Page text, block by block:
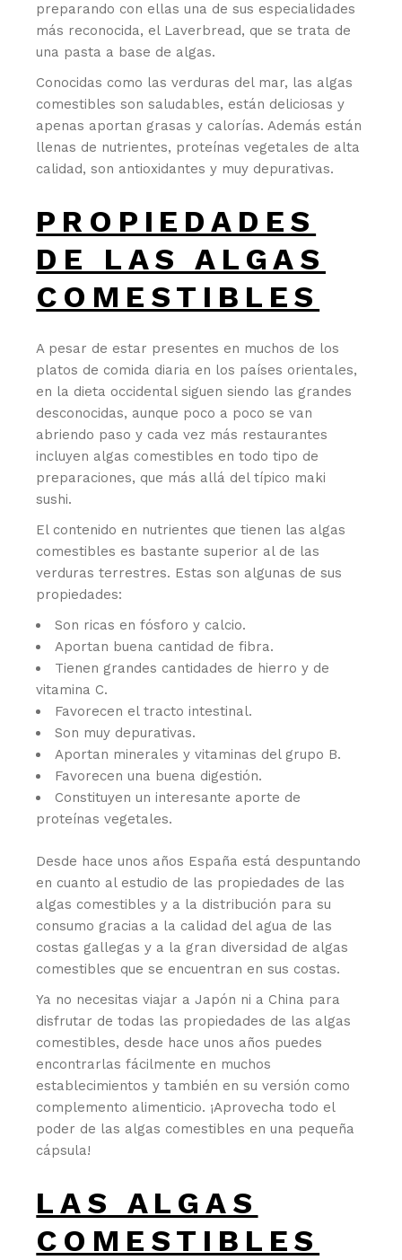
preparando con ellas una de sus especialidades
más reconocida, el Laverbread, que se trata de
una pasta a base de algas.
Conocidas como las verduras del mar, las algas
comestibles son saludables, están deliciosas y
apenas aportan grasas y calorías. Además están
llenas de nutrientes, proteínas vegetales de alta
calidad, son antioxidantes y muy depurativas.
PROPIEDADES
DE LAS ALGAS
COMESTIBLES
A pesar de estar presentes en muchos de los
platos de comida diaria en los países orientales,
en la dieta occidental siguen siendo las grandes
desconocidas, aunque poco a poco se van
abriendo paso y cada vez más restaurantes
incluyen algas comestibles en todo tipo de
preparaciones, que más allá del típico maki
sushi.
El contenido en nutrientes que tienen las algas
comestibles es bastante superior al de las
verduras terrestres. Estas son algunas de sus
propiedades:
Son ricas en fósforo y calcio.
Aportan buena cantidad de fibra.
Tienen grandes cantidades de hierro y de
vitamina C.
Favorecen el tracto intestinal.
Son muy depurativas.
Aportan minerales y vitaminas del grupo B.
Favorecen una buena digestión.
Constituyen un interesante aporte de
proteínas vegetales.
Desde hace unos años España está despuntando
en cuanto al estudio de las propiedades de las
algas comestibles y a la distribución para su
consumo gracias a la calidad del agua de las
costas gallegas y a la gran diversidad de algas
comestibles que se encuentran en sus costas.
Ya no necesitas viajar a Japón ni a China para
disfrutar de todas las propiedades de las algas
comestibles, desde hace unos años puedes
encontrarlas fácilmente en muchos
establecimientos y también en su versión como
complemento alimenticio. ¡Aprovecha todo el
poder de las algas comestibles en una pequeña
cápsula!
LAS ALGAS
COMESTIBLES